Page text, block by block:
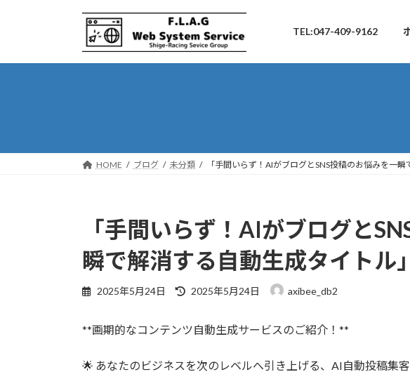
TEL:047-409-9162
HOME ブログ 未分類 「手間いらず！AIがブログとSNS投稿のお悩みを一瞬
「手間いらず！AIがブログと
瞬で解消する自動生成タイトル」
2025年5月24日
最
新
時
:
2025年5月24日 axibee_db2
**画期的なコンテンツ自動生成サービスのご紹介！**
🌟 あなたのビジネスを次のレベルへ引き上げる、AI自動投稿集